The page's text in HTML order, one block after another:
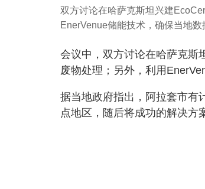
双方讨论在哈萨克斯坦兴建
EnerVenue储能技术，确保当地
会议中，双方讨论在哈萨克斯
废物处理；另外，利用
据当地政府指出，阿拉套市有
点地区，随后将成功的解决方